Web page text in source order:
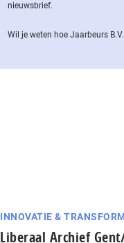
nieuwsbrief.
Wil je weten hoe Jaarbeurs
INNOVATIE &
Liberaal Archief